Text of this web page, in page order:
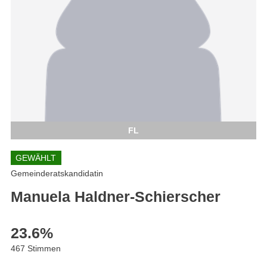
FL
GEWÄHLT
Gemeinderatskandidatin
Manuela Haldner-Schierscher
23.6%
467 Stimmen